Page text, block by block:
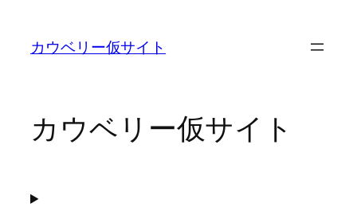
カウベリー仮サイト
カウベリー仮サイト